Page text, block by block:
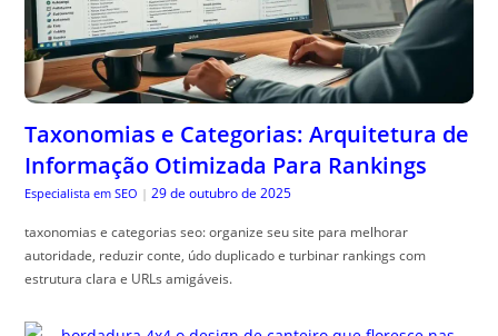
Taxonomias e Categorias: Arquitetura de
Informação Otimizada Para Rankings
Especialista em SEO | 29 de outubro de 2025
taxonomias e categorias seo: organize seu site para melhorar
autoridade, reduzir conte, údo duplicado e turbinar rankings com
estrutura clara e URLs amigáveis.